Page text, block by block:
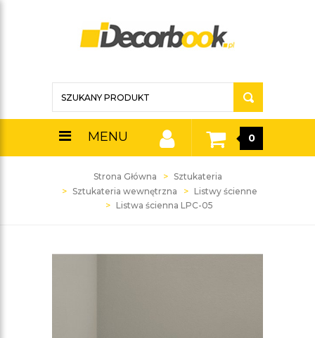
MENU 0
Strona Główna
Sztukateria
Sztukateria wewnętrzna
Listwy ścienne
Listwa ścienna LPC-05